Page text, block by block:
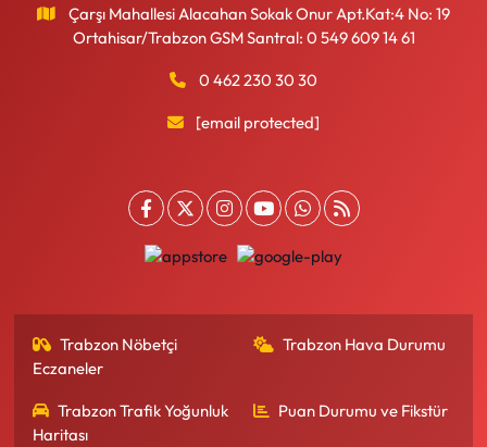
Çarşı Mahallesi Alacahan Sokak Onur Apt.Kat:4 No: 19
Ortahisar/Trabzon GSM Santral: 0 549 609 14 61
0 462 230 30 30
[email protected]
Trabzon Nöbetçi
Eczaneler
Trabzon Hava Durumu
Trabzon Trafik Yoğunluk
Haritası
Puan Durumu ve Fikstür